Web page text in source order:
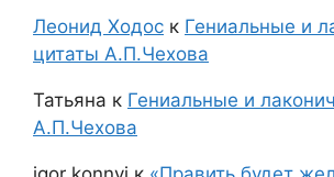
Леонид Ходос к Гениальные и
цитаты А.П.Чехова
Татьяна к Гениальные и
А.П.Чехова